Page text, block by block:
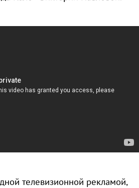
телевизионной рекламой,